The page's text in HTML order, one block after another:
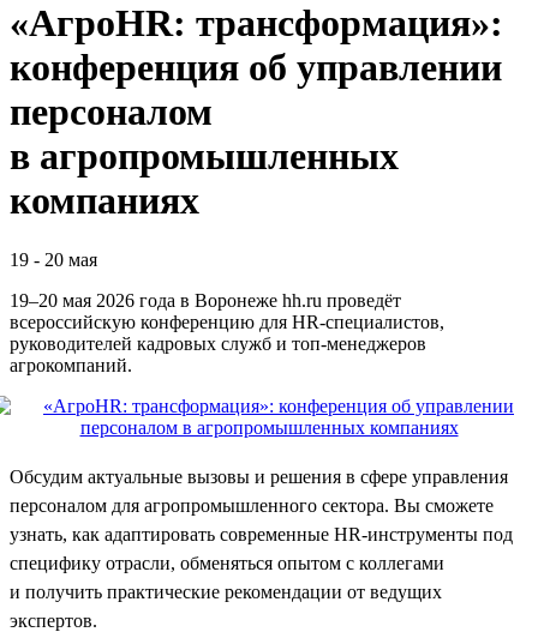
«АгроHR: трансформация»:
конференция об управлении
персоналом
в агропромышленных
компаниях
19 - 20 мая
19–20 мая 2026 года в Воронеже hh.ru проведёт
всероссийскую конференцию для HR‑специалистов,
руководителей кадровых служб и топ‑менеджеров
агрокомпаний.
Обсудим актуальные вызовы и решения в сфере управления
персоналом для агропромышленного сектора. Вы сможете
узнать, как адаптировать современные HR‑инструменты под
специфику отрасли, обменяться опытом с коллегами
и получить практические рекомендации от ведущих
экспертов.